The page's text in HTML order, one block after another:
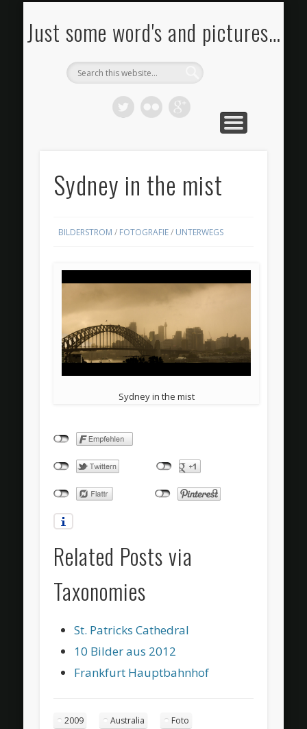
Just some word's and pictures…
Sydney in the mist
BILDERSTROM / FOTOGRAFIE/ UNTERWEGS
Sydney in the mist
Related Posts via
Taxonomies
St. Patricks Cathedral
10 Bilder aus 2012
Frankfurt Hauptbahnhof
2009 Australia Foto